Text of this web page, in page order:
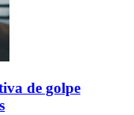
de golpe